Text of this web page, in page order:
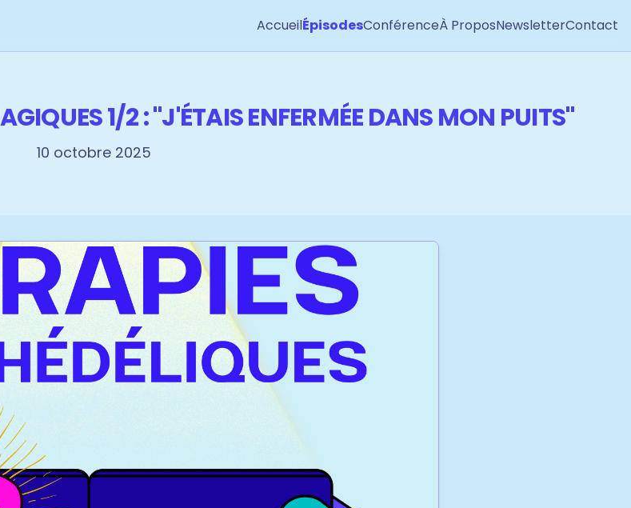
AccueilÉpisodesConférenceÀ ProposNewsletterContact
1/2 : "J'ÉTAIS ENFERMÉE DANS MON PUITS"
10 octobre 2025